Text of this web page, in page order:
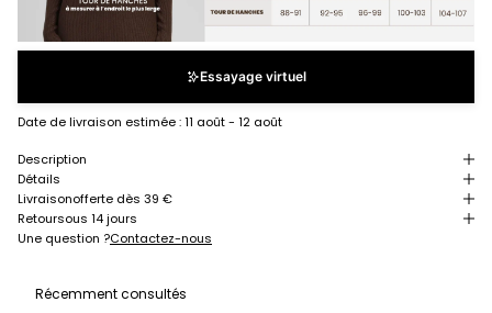
Essayage virtuel
Date de livraison estimée :11 août - 12 août
Description
Détails
Livraisonofferte dès 39 €
Retoursous 14 jours
Une question ?Contactez-nous
Récemment consultés